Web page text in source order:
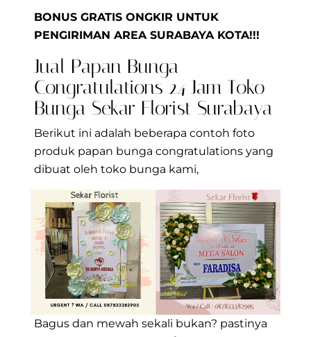
BONUS GRATIS ONGKIR UNTUK
PENGIRIMAN AREA SURABAYA KOTA!!!
Jual Papan Bunga
Congratulations 24 Jam Toko
Bunga Sekar Florist Surabaya
Berikut ini adalah beberapa contoh foto
produk papan bunga congratulations yang
dibuat oleh toko bunga kami,
Bagus dan mewah sekali bukan? pastinya